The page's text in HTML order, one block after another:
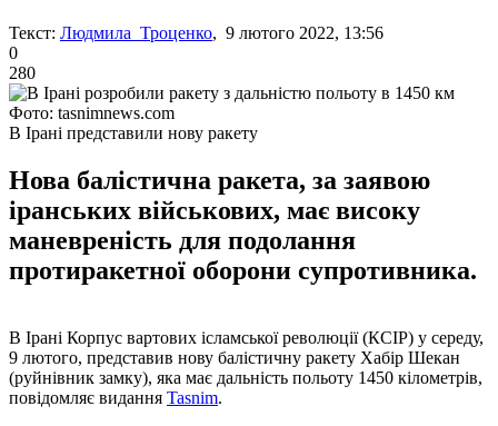
Текст: Людмила Троценко, 9 лютого 2022, 13:56
0
280
Фото: tasnimnews.com
В Ірані представили нову ракету
Нова балістична ракета, за заявою
іранських військових, має високу
маневреність для подолання
протиракетної оборони супротивника.
В Ірані Корпус вартових ісламської революції (КСІР) у середу,
9 лютого, представив нову балістичну ракету Хабір Шекан
(руйнівник замку), яка має дальність польоту 1450 кілометрів,
повідомляє видання Tasnim.